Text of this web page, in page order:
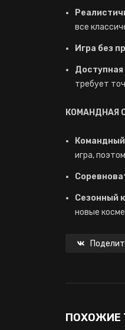
все
Игра без
Доступная
требует
КОМАНДНАЯ
игра,
Сезонный
новые
ПОХОЖИЕ